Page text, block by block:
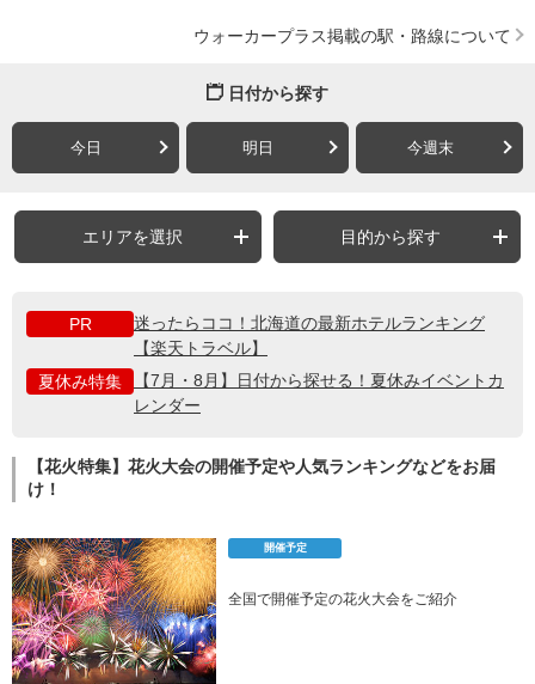
ウォーカープラス掲載の駅・路線について
日付から探す
今日 明日 今週末
エリアを選択 目的から探す
PR
迷ったらココ！北海道の最新ホテルランキング
【楽天トラベル】
夏休み特集
【7月・8月】日付から探せる！夏休みイベントカ
レンダー
【花火特集】花火大会の開催予定や人気ランキングなどをお届
け！
開催予定
全国で開催予定の花火大会をご紹介